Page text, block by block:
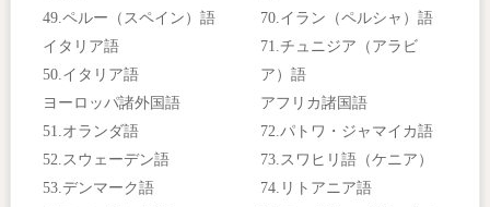
49.ペルー（スペイン）語
イタリア語
50.イタリア語
ヨーロッパ諸外国語
51.オランダ語
52.スウェーデン語
53.デンマーク語
70.イラン（ペルシャ）語
71.チュニジア（アラビ
ア）語
アフリカ諸国語
72.パトワ・ジャマイカ語
73.スワヒリ語（ケニア）
74.リトアニア語